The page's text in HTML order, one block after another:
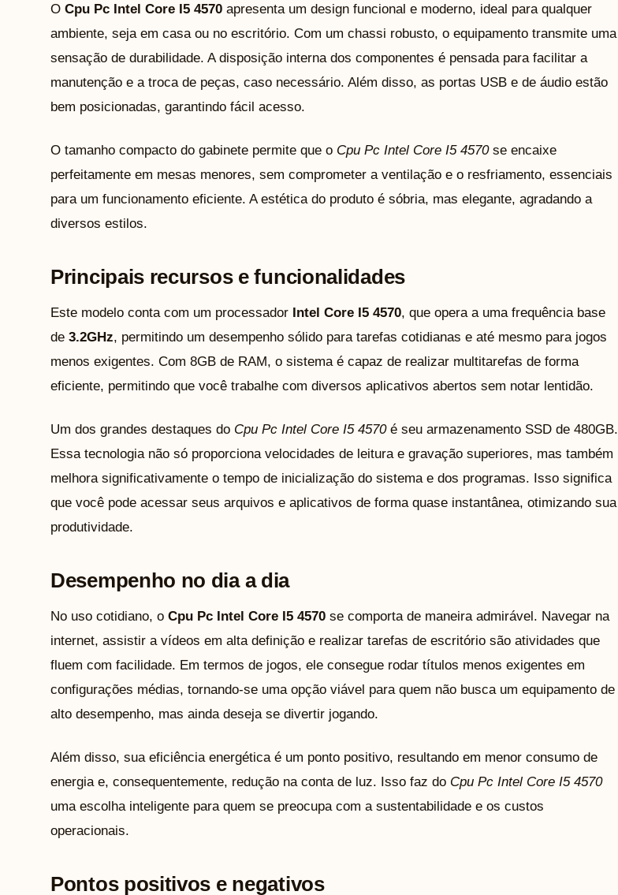
O Cpu Pc Intel Core I5 4570 apresenta um design funcional e moderno, ideal para qualquer
ambiente, seja em casa ou no escritório. Com um chassi robusto, o equipamento transmite uma
sensação de durabilidade. A disposição interna dos componentes é pensada para facilitar a
manutenção e a troca de peças, caso necessário. Além disso, as portas USB e de áudio estão
bem posicionadas, garantindo fácil acesso.
O tamanho compacto do gabinete permite que o Cpu Pc Intel Core I5 4570se encaixe
perfeitamente em mesas menores, sem comprometer a ventilação e o resfriamento, essenciais
para um funcionamento eficiente. A estética do produto é sóbria, mas elegante, agradando a
diversos estilos.
Principais recursos e funcionalidades
Este modelo conta com um processador Intel Core I5 4570, que opera a uma frequência base
de 3.2GHz, permitindo um desempenho sólido para tarefas cotidianas e até mesmo para jogos
menos exigentes. Com 8GB de RAM, o sistema é capaz de realizar multitarefas de forma
eficiente, permitindo que você trabalhe com diversos aplicativos abertos sem notar lentidão.
Um dos grandes destaques do Cpu Pc Intel Core I5 4570é seu armazenamento SSD de 480GB.
Essa tecnologia não só proporciona velocidades de leitura e gravação superiores, mas também
melhora significativamente o tempo de inicialização do sistema e dos programas. Isso significa
que você pode acessar seus arquivos e aplicativos de forma quase instantânea, otimizando sua
produtividade.
Desempenho no dia a dia
No uso cotidiano, o Cpu Pc Intel Core I5 4570 se comporta de maneira admirável. Navegar na
internet, assistir a vídeos em alta definição e realizar tarefas de escritório são atividades que
fluem com facilidade. Em termos de jogos, ele consegue rodar títulos menos exigentes em
configurações médias, tornando-se uma opção viável para quem não busca um equipamento de
alto desempenho, mas ainda deseja se divertir jogando.
Além disso, sua eficiência energética é um ponto positivo, resultando em menor consumo de
energia e, consequentemente, redução na conta de luz. Isso faz do Cpu Pc Intel Core I5 4570
uma escolha inteligente para quem se preocupa com a sustentabilidade e os custos
operacionais.
Pontos positivos e negativos